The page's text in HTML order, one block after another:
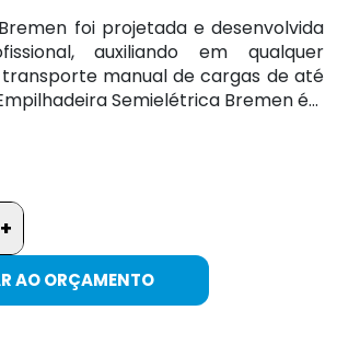
foi projetada e desenvolvida
auxiliando em qualquer
manual de cargas de até
Semielétrica Bremen é...
+
ADICIONAR AO ORÇAMENTO